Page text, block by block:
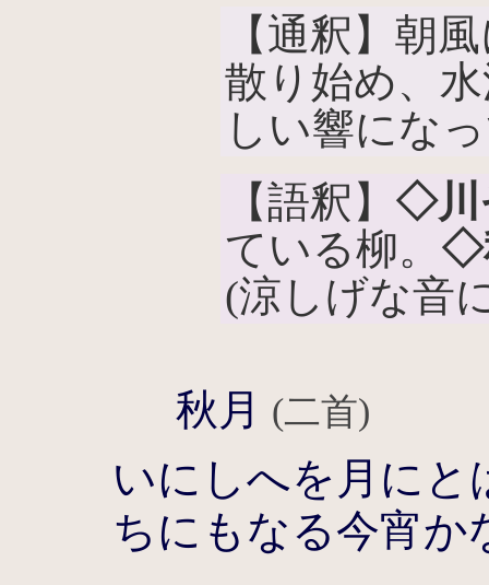
【通釈】朝
散り始め、
しい響にな
【語釈】 ◇川
ている柳。 ◇
(涼しげな音
秋月 (二首)
いにしへを月にと
ちにもなる今宵か